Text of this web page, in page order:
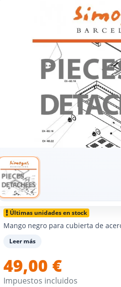
Últimas unidades en stock
Mango negro para cubierta de
Leer más
49,00 €
Impuestos incluidos